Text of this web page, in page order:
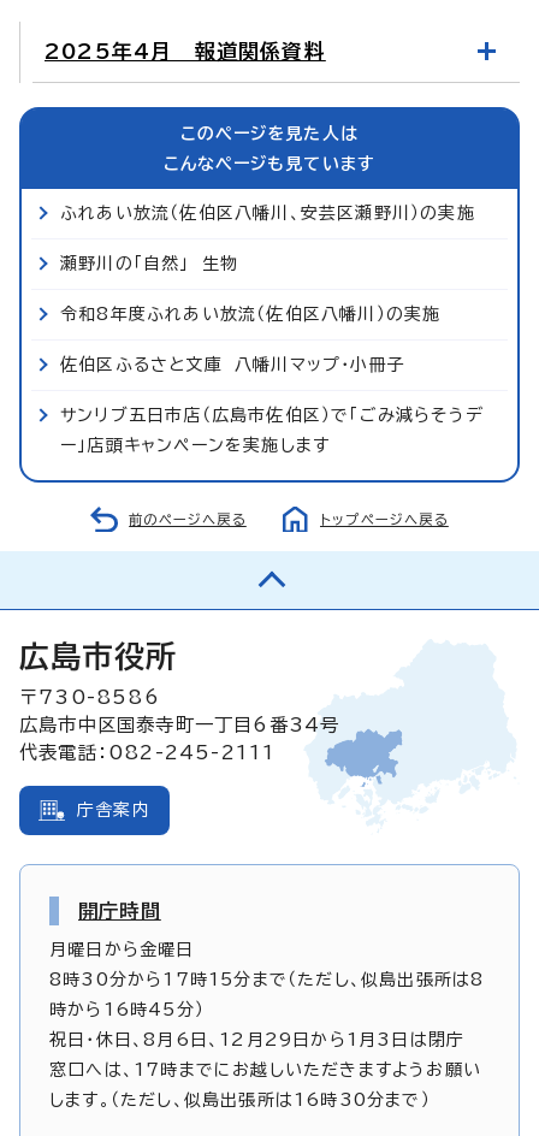
2025年4月 報道関係資料
このページを見た人は
こんなページも見ています
ふれあい放流（佐伯区八幡川、安芸区瀬野川）の実施
瀬野川の「自然」 生物
令和8年度ふれあい放流（佐伯区八幡川）の実施
佐伯区ふるさと文庫 八幡川マップ・小冊子
サンリブ五日市店（広島市佐伯区）で「ごみ減らそうデ
ー」店頭キャンペーンを実施します
前のページへ戻る トップページへ戻る
広島市役所
〒730-8586
広島市中区国泰寺町一丁目6番34号
代表電話：082-245-2111
庁舎案内
開庁時間
月曜日から金曜日
8時30分から17時15分まで（ただし、似島出張所は8
時から16時45分）
祝日・休日、8月6日、12月29日から1月3日は閉庁
窓口へは、17時までにお越しいただきますようお願い
します。（ただし、似島出張所は16時30分まで）